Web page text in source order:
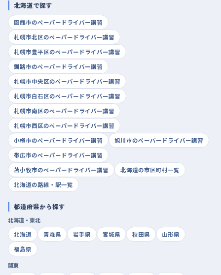
北海道で探す
函館市のペーパードライバー講習
札幌市北区のペーパードライバー講習
札幌市豊平区のペーパードライバー講習
釧路市のペーパードライバー講習
札幌市中央区のペーパードライバー講習
札幌市白石区のペーパードライバー講習
札幌市南区のペーパードライバー講習
札幌市西区のペーパードライバー講習
小樽市のペーパードライバー講習
旭川市のペーパードライバー講習
帯広市のペーパードライバー講習
苫小牧市のペーパードライバー講習
北海道の市区町村一覧
北海道の路線・駅一覧
都道府県から探す
北海道・東北
北海道
青森県 岩手県 宮城県 秋田県
山形県
福島県
関東